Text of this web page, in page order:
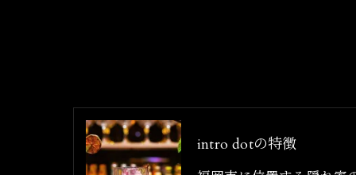
intro dotの特徴